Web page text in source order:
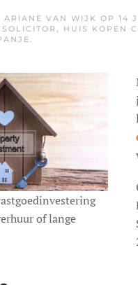
ARIANE VAN WIJK OP 14
, HUIS KOPEN
.
of lange